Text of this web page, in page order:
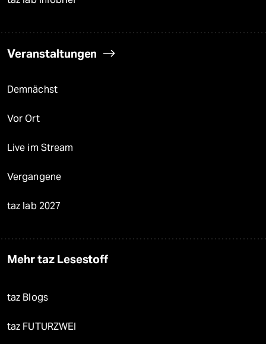
Veranstaltungen
Demnächst
Vor Ort
Live im Stream
Vergangene
taz lab 2027
Mehr taz Lesestoff
taz Blogs
taz FUTURZWEI